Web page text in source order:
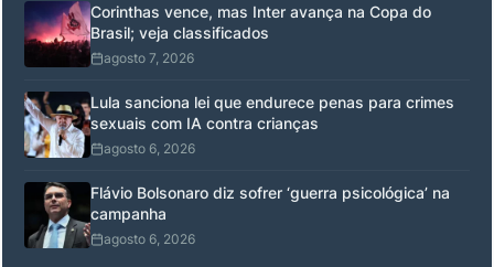
Corinthas vence, mas Inter avança na Copa do
Brasil; veja classificados
agosto 7, 2026
Lula sanciona lei que endurece penas para crimes
sexuais com IA contra crianças
agosto 6, 2026
Flávio Bolsonaro diz sofrer ‘guerra psicológica’ na
campanha
agosto 6, 2026